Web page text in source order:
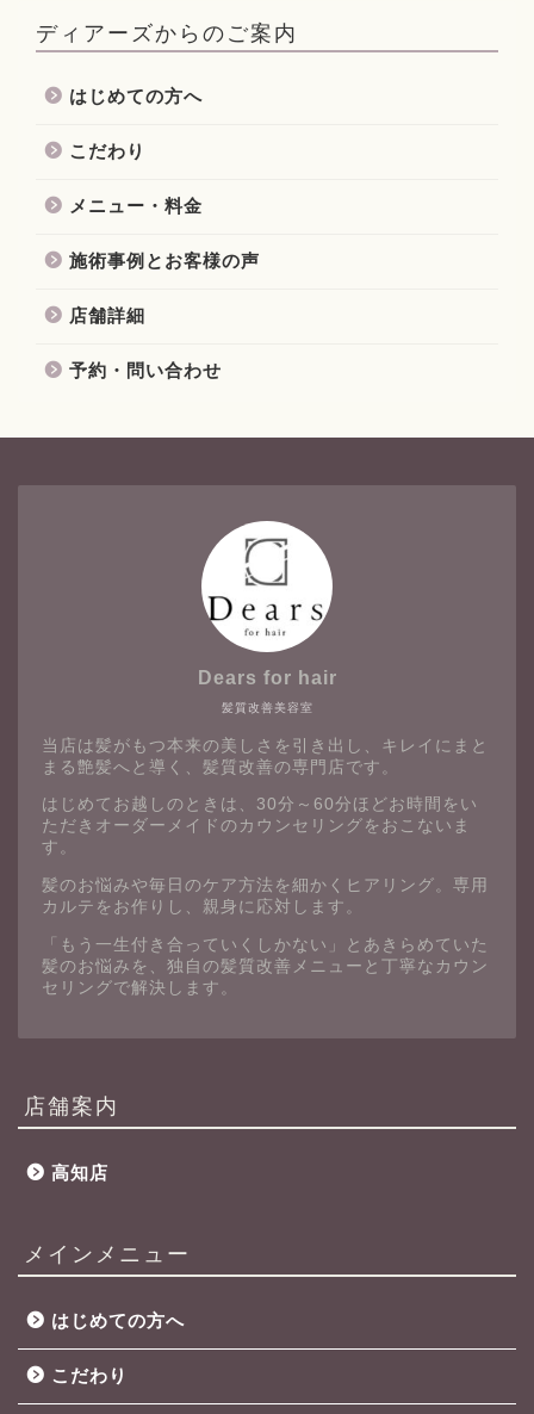
ディアーズからのご案内
はじめての方へ
こだわり
メニュー・料金
施術事例とお客様の声
店舗詳細
予約・問い合わせ
髪質改善美容室
Dears for hair
当店は髪がもつ本来の美しさを引き出し、キレイにまと
まる艶髪へと導く、髪質改善の専門店です。
はじめてお越しのときは、30分～60分ほどお時間をい
ただきオーダーメイドのカウンセリングをおこないま
す。
髪のお悩みや毎日のケア方法を細かくヒアリング。専用
カルテをお作りし、親身に応対します。
「もう一生付き合っていくしかない」とあきらめていた
髪のお悩みを、独自の髪質改善メニューと丁寧なカウン
セリングで解決します。
店舗案内
高知店
メインメニュー
はじめての方へ
こだわり